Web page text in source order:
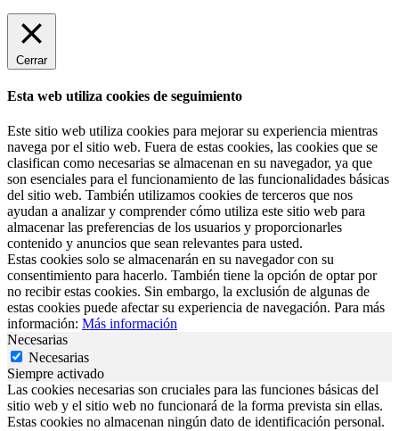
Cerrar
Esta web utiliza cookies de seguimiento
Este sitio web utiliza cookies para mejorar su experiencia mientras
navega por el sitio web. Fuera de estas cookies, las cookies que se
clasifican como necesarias se almacenan en su navegador, ya que
son esenciales para el funcionamiento de las funcionalidades básicas
del sitio web. También utilizamos cookies de terceros que nos
ayudan a analizar y comprender cómo utiliza este sitio web para
almacenar las preferencias de los usuarios y proporcionarles
contenido y anuncios que sean relevantes para usted.
Estas cookies solo se almacenarán en su navegador con su
consentimiento para hacerlo. También tiene la opción de optar por
no recibir estas cookies. Sin embargo, la exclusión de algunas de
estas cookies puede afectar su experiencia de navegación. Para más
información: Más información
Necesarias
Necesarias
Siempre activado
Las cookies necesarias son cruciales para las funciones básicas del
sitio web y el sitio web no funcionará de la forma prevista sin ellas.
Estas cookies no almacenan ningún dato de identificación personal.